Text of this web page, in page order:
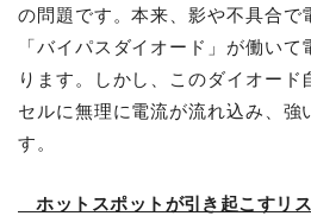
の問題です。本来、影や不具合で
「バイパスダイオード」が働い
ります。しかし、このダイオード
セルに無理に電流が流れ込み、強
す。
ホットスポットが引き起こすリ